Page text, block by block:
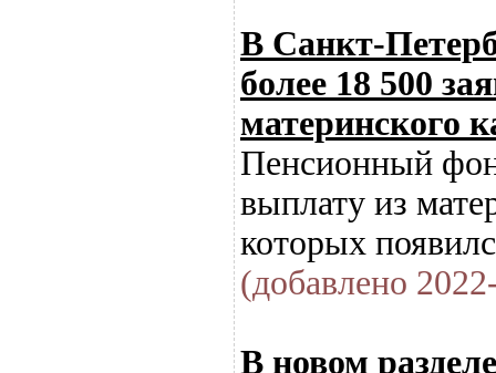
В Санкт-
более 18 500
материнского
Пенсионный
выплату из
которых
(добавлено
В новом